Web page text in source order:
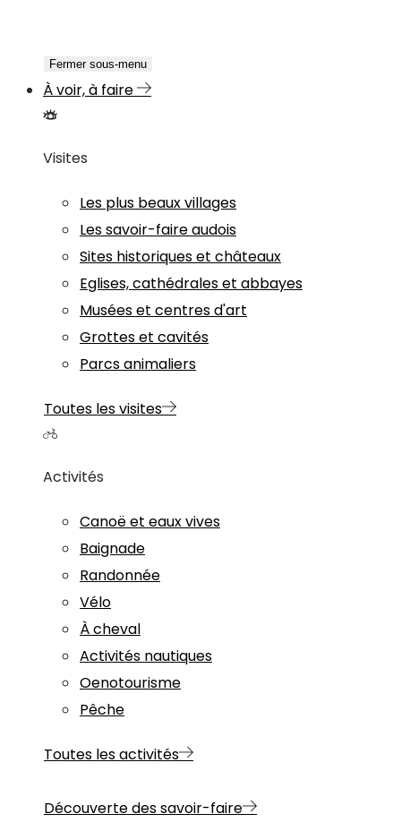
Fermer sous-menu
À voir, à faire
Visites
Les plus beaux villages
Les savoir-faire audois
Sites historiques et châteaux
Eglises, cathédrales et abbayes
Musées et centres d'art
Grottes et cavités
Parcs animaliers
Toutes les visites
Activités
Canoë et eaux vives
Baignade
Randonnée
Vélo
À cheval
Activités nautiques
Oenotourisme
Pêche
Toutes les activités
Découverte des savoir-faire